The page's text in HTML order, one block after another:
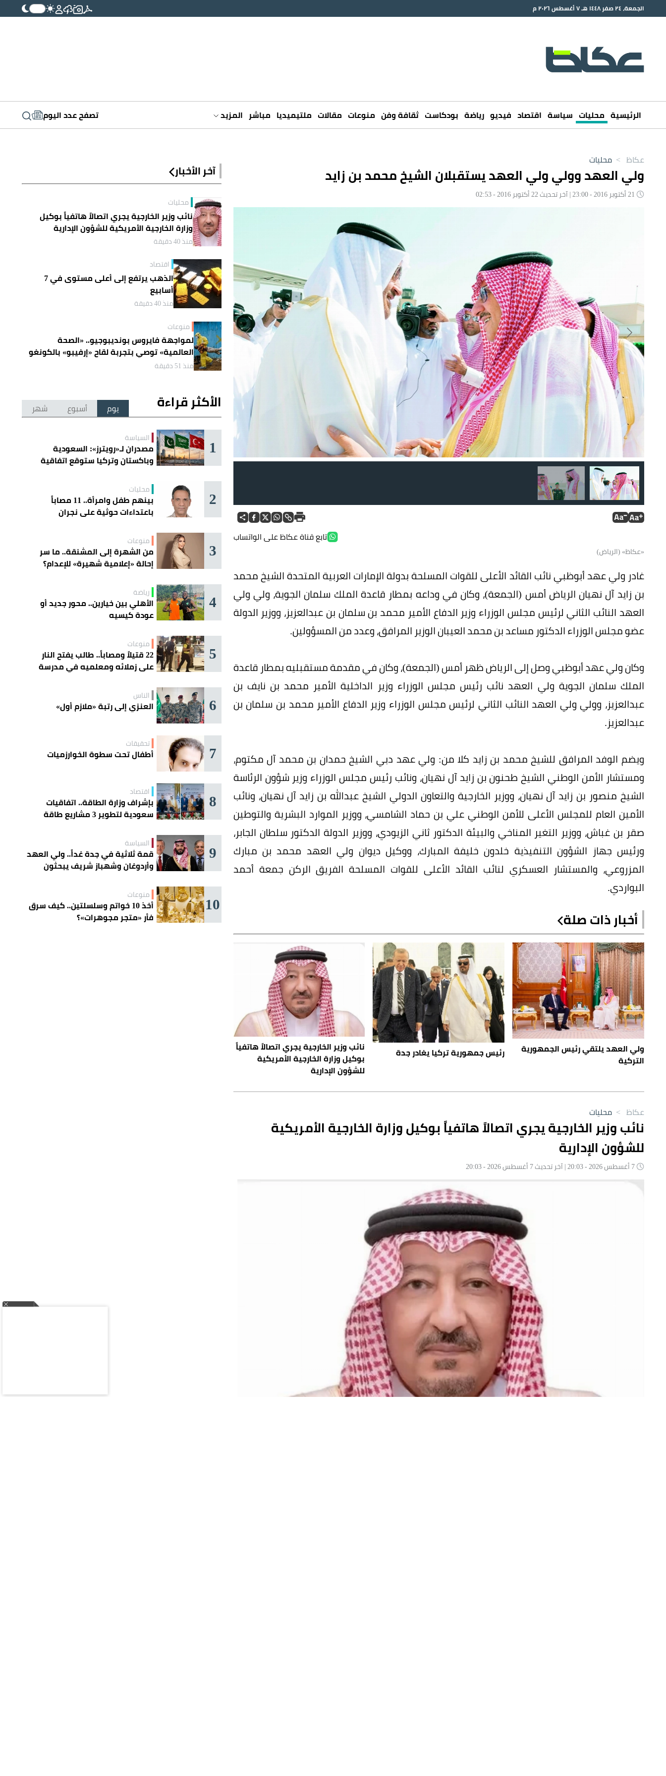
الجمعة، ٢٤ صفر ١٤٤٨ هـ ٧ أغسطس ٢٠٢٦ م
الرئيسية محليات سياسة اقتصاد فيديو رياضة بودكاست ثقافة وفن منوعات مقالات ملتيميديا مباشر المزيد تصفح عدد اليوم
عكاظ > محليات
ولي العهد وولي ولي العهد يستقبلان الشيخ محمد بن زايد
ولي العهد وولي ولي العهد أثناء استقبال الشيخ محمد بن زايد.
تابع قناة عكاظ على الواتساب
«عكاظ» (الرياض)
غادر ولي عهد أبوظبي نائب القائد الأعلى للقوات المسلحة بدولة الإمارات العربية المتحدة الشيخ محمد
بن زايد آل نهيان الرياض أمس (الجمعة)، وكان في وداعه بمطار قاعدة الملك سلمان الجوية، ولي ولي
العهد النائب الثاني لرئيس مجلس الوزراء وزير الدفاع الأمير محمد بن سلمان بن عبدالعزيز، ووزير الدولة
عضو مجلس الوزراء الدكتور مساعد بن محمد العيبان الوزير المرافق، وعدد من المسؤولين.
وكان ولي عهد أبوظبي وصل إلى الرياض ظهر أمس (الجمعة)، وكان في مقدمة مستقبليه بمطار قاعدة
الملك سلمان الجوية ولي العهد نائب رئيس مجلس الوزراء وزير الداخلية الأمير محمد بن نايف بن
عبدالعزيز، وولي ولي العهد النائب الثاني لرئيس مجلس الوزراء وزير الدفاع الأمير محمد بن سلمان بن
عبدالعزيز.
ويضم الوفد المرافق للشيخ محمد بن زايد كلا من: ولي عهد دبي الشيخ حمدان بن محمد آل مكتوم،
ومستشار الأمن الوطني الشيخ طحنون بن زايد آل نهيان، ونائب رئيس مجلس الوزراء وزير شؤون الرئاسة
الشيخ منصور بن زايد آل نهيان، ووزير الخارجية والتعاون الدولي الشيخ عبدالله بن زايد آل نهيان، ونائب
الأمين العام للمجلس الأعلى للأمن الوطني علي بن حماد الشامسي، ووزير الموارد البشرية والتوطين
صقر بن غباش، ووزير التغير المناخي والبيئة الدكتور ثاني الزيودي، ووزير الدولة الدكتور سلطان الجابر،
ورئيس جهاز الشؤون التنفيذية خلدون خليفة المبارك، ووكيل ديوان ولي العهد محمد بن مبارك
المزروعي، والمستشار العسكري لنائب القائد الأعلى للقوات المسلحة الفريق الركن جمعة أحمد
البواردي.
أخبار ذات صلة
ولي العهد يلتقي رئيس الجمهورية
التركية
رئيس جمهورية تركيا يغادر جدة
نائب وزير الخارجية يجري اتصالاً هاتفياً
بوكيل وزارة الخارجية الأمريكية
للشؤون الإدارية
آخر الأخبار
محليات
نائب وزير الخارجية يجري اتصالاً هاتفياً بوكيل
وزارة الخارجية الأمريكية للشؤون الإدارية
منذ 40 دقيقة
اقتصاد
الذهب يرتفع إلى أعلى مستوى في 7
أسابيع
منذ 40 دقيقة
منوعات
لمواجهة فايروس بونديبوجيو.. «الصحة
العالمية» توصي بتجربة لقاح «إرفيبو» بالكونغو
منذ 51 دقيقة
الأكثر قراءة يوم أسبوع شهر
1 السياسة
مصدران لـ«رويترز»: السعودية
وباكستان وتركيا ستوقع اتفاقية
2 محليات
بينهم طفل وامرأة.. 11 مصاباً
باعتداءات حوثية على نجران
3 منوعات
من الشهرة إلى المشنقة.. ما سر
إحالة «إعلامية شهيرة» للإعدام؟
4 رياضة
الأهلي بين خيارين.. محور جديد أو
عودة كيسيه
5 منوعات
22 قتيلاً ومصاباً.. طالب يفتح النار
على زملائه ومعلميه في مدرسة
6 الناس
العنزي إلى رتبة «ملازم أول»
7 تحقيقات
أطفال تحت سطوة الخوارزميات
8 اقتصاد
بإشراف وزارة الطاقة.. اتفاقيات
سعودية لتطوير 3 مشاريع طاقة
9 السياسة
قمة ثلاثية في جدة غداً.. ولي العهد
وأردوغان وشهباز شريف يبحثون
10 منوعات
أخذ 10 خواتم وسلسلتين.. كيف سرق
فأر «متجر مجوهرات»؟
عكاظ > محليات
نائب وزير الخارجية يجري اتصالاً هاتفياً بوكيل وزارة الخارجية الأمريكية
للشؤون الإدارية